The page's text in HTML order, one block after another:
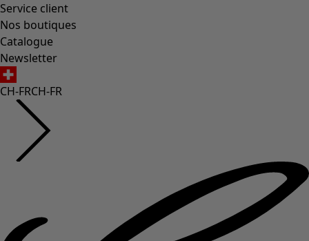
Service client
Nos boutiques
Catalogue
Newsletter
CH-FRCH-FR